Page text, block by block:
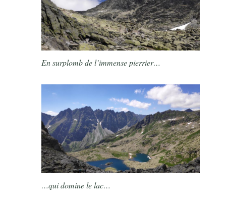
En surplomb de l’immense pierrier…
…qui domine le lac…